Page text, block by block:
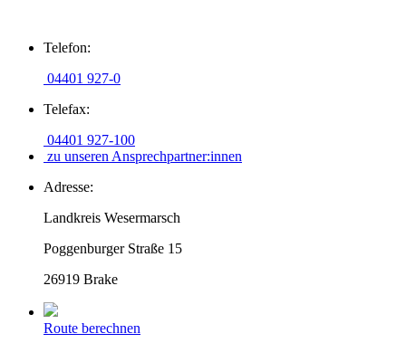
Inhalt
Telefon:
04401 927-0
Telefax:
04401 927-100
zu unseren Ansprechpartner:innen
Adresse:
Landkreis Wesermarsch
Poggenburger Straße 15
26919 Brake
Route berechnen